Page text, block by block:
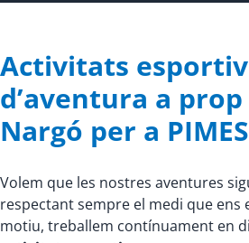
Activitats
d’aventura a
Nargó per a
Volem que les nostres aventures
respectant sempre el medi que ens
motiu, treballem contínuament en